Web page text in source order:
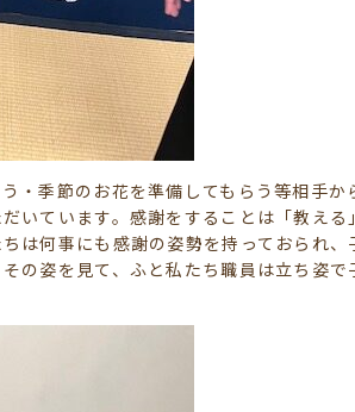
・季節のお花を準備してもらう等相手
いています。感謝をすることは「教え
は何事にも感謝の姿勢を持っておられ
の姿を見て、ふと私たち職員は立ち姿